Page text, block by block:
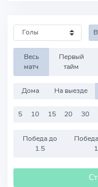
Весь
матч
Первый
тайм
Дома На выезде
5 10 15 20 30
Победа до
1.5